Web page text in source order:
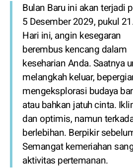
Bulan Baru ini akan terjadi
5 Desember 2029, pukul
Hari ini, angin kesegaran
berembus kencang dalam
keseharian Anda. Saatnya
melangkah keluar,
mengeksplorasi budaya
atau bahkan jatuh cinta.
dan optimis, namun
berlebihan. Berpikir
Semangat kemeriahan
aktivitas pertemanan.